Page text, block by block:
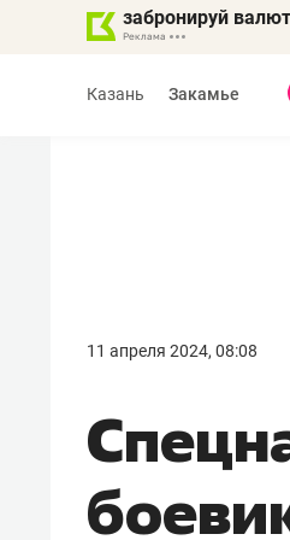
забронируй
Казань Закамье
11 апреля 2024, 08:08